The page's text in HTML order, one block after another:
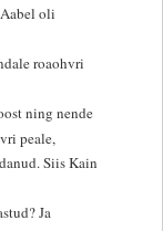
oli
roaohvri
ning nende
peale,
Siis Kain
Ja